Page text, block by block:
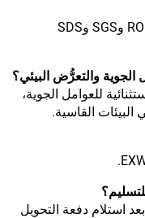
ج: وهي متوافقة مع معايير REACH وROHS وSGS وSDS
للعوامل الجوية،
القاسية.
التسليم حوالي ٤٥ يومًا بعد استلام دفعة التحويل